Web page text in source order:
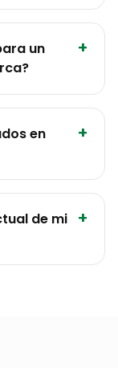
un
+
en
+
de mi
+